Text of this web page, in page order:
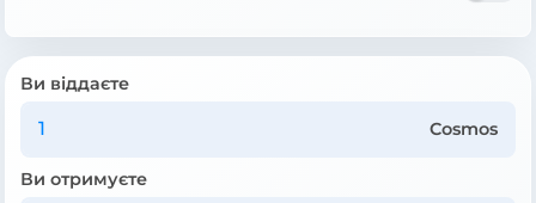
Ви віддаєте
Cosmos
Ви отримуєте